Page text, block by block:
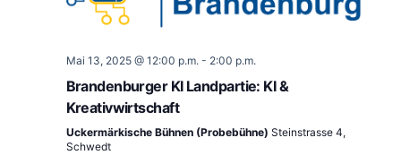
Mai 13, 2025 @ 12:00 p.m.- 2:00 p.m.
Brandenburger KI Landpartie: KI &
Kreativwirtschaft
Uckermärkische Bühnen (Probebühne) Steinstrasse 4,
Schwedt